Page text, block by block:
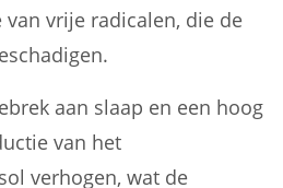
vrije radicalen, die de
aan slaap en een hoog
van het
verhogen, wat de